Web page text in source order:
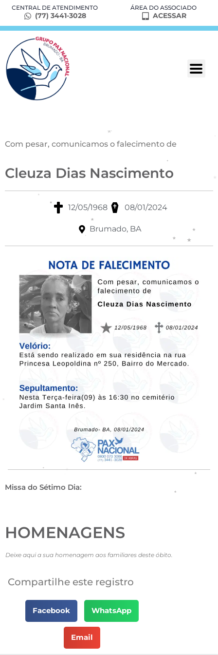
CENTRAL DE ATENDIMENTO
(77) 3441-3028
ÁREA DO ASSOCIADO
ACESSAR
Com pesar, comunicamos o falecimento de
Cleuza Dias Nascimento
12/05/1968 08/01/2024
Brumado, BA
Missa do Sétimo Dia:
HOMENAGENS
Deixe aqui a sua homenagem aos familiares deste óbito.
Compartilhe este registro
Facebook WhatsApp
Email